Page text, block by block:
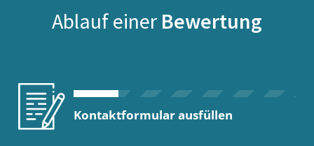
Ablauf einer Bewertung
Kontaktformular ausfüllen